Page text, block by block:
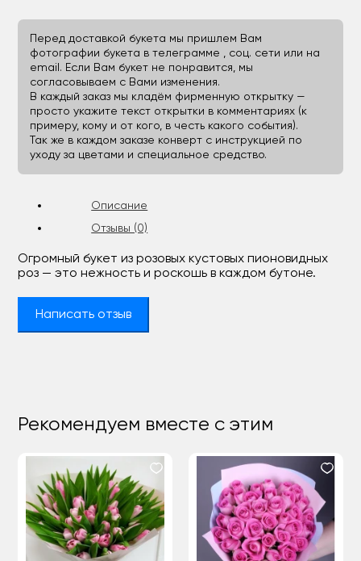
Перед доставкой букета мы пришлем Вам
фотографии букета в телеграмме , соц. сети или на
email. Если Вам букет не понравится, мы
согласовываем с Вами изменения.
В каждый заказ мы кладём фирменную открытку —
просто укажите текст открытки в комментариях (к
примеру, кому и от кого, в честь какого события).
Так же в каждом заказе конверт с инструкцией по
уходу за цветами и специальное средство.
Описание
Отзывы (0)
Огромный букет из розовых кустовых пионовидных
роз — это нежность и роскошь в каждом бутоне.
Написать отзыв
Рекомендуем вместе с этим